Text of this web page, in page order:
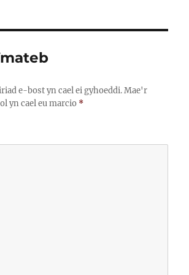
e-bost yn cael ei gyhoeddi. Mae'r
yn cael eu marcio *